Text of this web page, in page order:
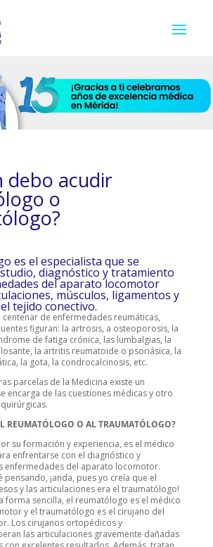
debo acudir
o
es el especialista que se
diagnóstico y tratamiento
del aparato locomotor
músculos, ligamentos y
tejido conectivo.
centenar de enfermedades reumáticas,
figuran: la artrosis, a osteoporosis, la
de fatiga crónica, las lumbalgias, la
la artritis reumatoide o psoriásica, la
la gota, la condrocalcinosis, etc.
parcelas de la Medicina existe un
encarga de las cuestiones médicas y otro
REUMATÓLOGO O AL TRAUMATÓLOGO?
su formación y experiencia, es el médico
enfrentarse con el diagnóstico y
enfermedades del aparato locomotor.
pensando, ¡anda, pues yo creía que el
y las articulaciones era el traumatólogo!
forma sencilla, el reumatólogo es el médico
y el traumatólogo es el cirujano del
Los cirujanos ortopédicos y
las articulaciones gravemente dañadas